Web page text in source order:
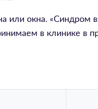
или окна. «Синдром
в клинике в